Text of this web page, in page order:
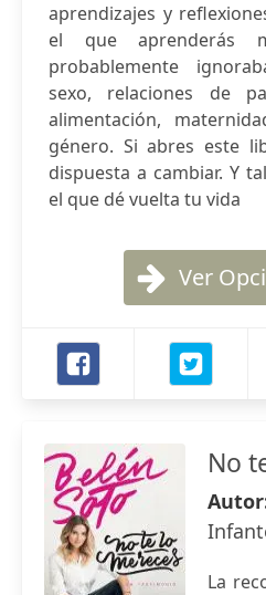
aprendizajes y
el que aprenderás
probablemente
sexo, relaciones de
alimentación,
género. Si abres este
dispuesta a cambiar. Y
el que dé vuelta tu vida
Ver
No
La